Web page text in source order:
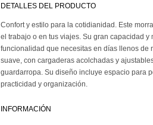
DETALLES DEL PRODUCTO
Confort y estilo para la cotidianidad. Este
el trabajo o en tus viajes. Su gran capacidad
funcionalidad que necesitas en días llenos de
suave, con cargaderas acolchadas y
guardarropa. Su diseño incluye espacio para
practicidad y organización.
INFORMACIÓN